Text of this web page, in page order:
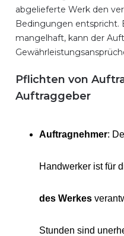
abgelieferte Werk den
Bedingungen entspricht.
mangelhaft, kann der
Pflichten von
Auftraggeber
Auftragnehmer:
Handwerker ist für
des Werkes
Stunden sind